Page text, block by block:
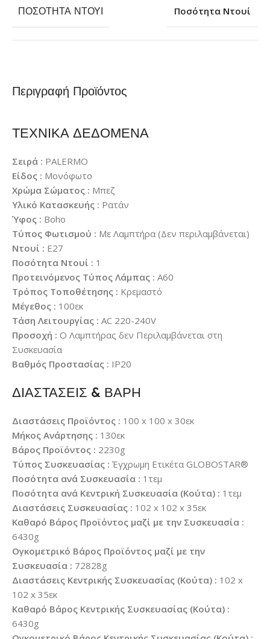
Περιγραφή Προϊόντος
ΤΕΧΝΙΚΑ ΔΕΔΟΜΕΝΑ
Σειρά : PALERMO
Είδος : Μονόφωτο
Χρώμα Σώματος : Μπεζ
Υλικό Κατασκευής : Ρατάν
Ύφος : Boho
Τύπος Φωτισμού : Με Λαμπτήρα (Δεν περιλαμβάνεται)
Ντουί : E27
Ποσότητα Ντουί : 1
Προτεινόμενος Τύπος Λάμπας : A60
Τρόπος Τοποθέτησης : Κρεμαστό
Μέγεθος : 100εκ
Τάση Λειτουργίας : AC 220-240V
Προσοχή : Ο Λαμπτήρας δεν Περιλαμβάνεται στη
Συσκευασία
Βαθμός Προστασίας : IP20
ΔΙΑΣΤΑΣΕΙΣ & ΒΑΡΗ
Διαστάσεις Προϊόντος : 100 x 100 x 30εκ
Μήκος Ανάρτησης : 130εκ
Βάρος Προϊόντος : 2230g
Τύπος Συσκευασίας : Έγχρωμη Ετικέτα GLOBOSTAR®
Ποσότητα ανά Συσκευασία : 1τεμ
Ποσότητα ανά Κεντρική Συσκευασία (Κούτα) : 1τεμ
Διαστάσεις Συσκευασίας : 102 x 102 x 35εκ
Καθαρό Βάρος Προϊόντος μαζί με την Συσκευασία :
6430g
Ογκομετρικό Βάρος Προϊόντος μαζί με την
Συσκευασία : 72828g
Διαστάσεις Κεντρικής Συσκευασίας (Κούτα) : 102 x
102 x 35εκ
Καθαρό Βάρος Κεντρικής Συσκευασίας (Κούτα) :
6430g
ΠΟΣΌΤΗΤΑ ΝΤΟΥΊ Ποσότητα Ντουί